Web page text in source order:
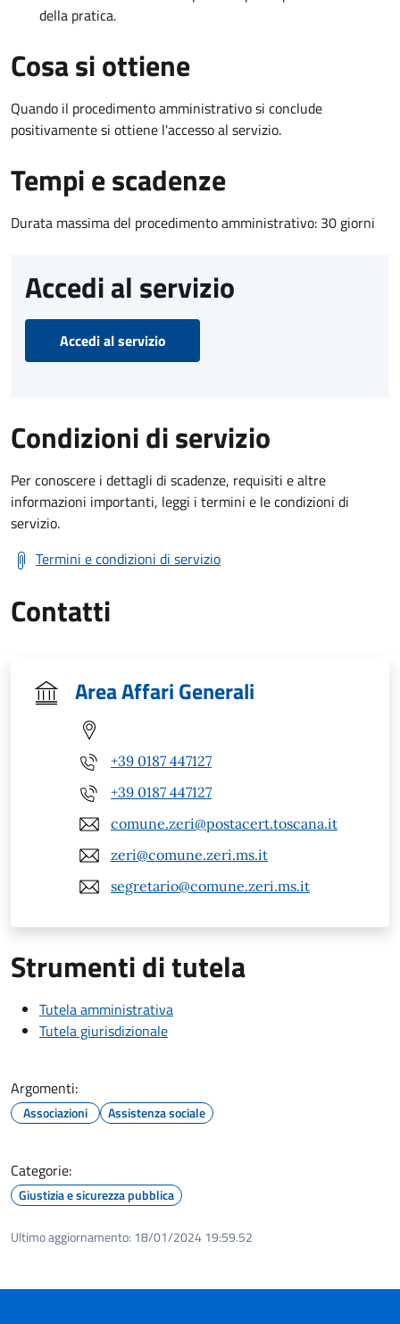
della pratica.
Cosa si ottiene
Quando il procedimento amministrativo si conclude
positivamente si ottiene l'accesso al servizio.
Tempi e scadenze
Durata massima del procedimento amministrativo: 30 giorni
Accedi al servizio
Accedi al servizio
Condizioni di servizio
Per conoscere i dettagli di scadenze, requisiti e altre
informazioni importanti, leggi i termini e le condizioni di
servizio.
Termini e condizioni di servizio
Contatti
Area Affari Generali
+39 0187 447127
+39 0187 447127
comune.zeri@postacert.toscana.it
zeri@comune.zeri.ms.it
segretario@comune.zeri.ms.it
Strumenti di tutela
Tutela amministrativa
Tutela giurisdizionale
Argomenti:
Associazioni Assistenza sociale
Categorie:
Giustizia e sicurezza pubblica
Ultimo aggiornamento: 18/01/2024 19:59.52